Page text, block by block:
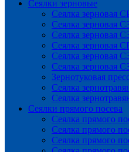
Сеялки зерновые
Сеялка зерновая
Сеялка зерновая
Сеялка зерновая
Сеялка зерновая
Сеялка зерновая
Сеялка зерновая
Зернотуковая
Сеялка
Сеялка
Сеялки прямого посева
Сеялка прямого
Сеялка прямого
Сеялка прямого